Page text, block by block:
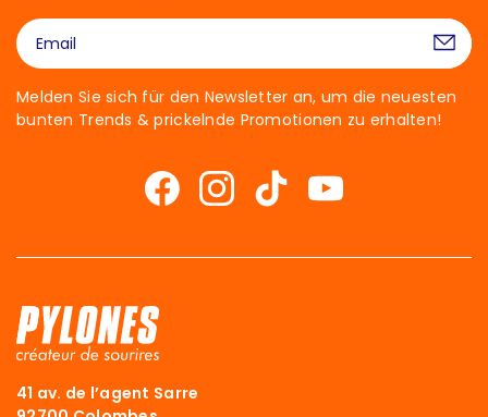
Melden Sie sich für den Newsletter an, um die neuesten
bunten Trends & prickelnde Promotionen zu erhalten!
41 av. de l’agent Sarre